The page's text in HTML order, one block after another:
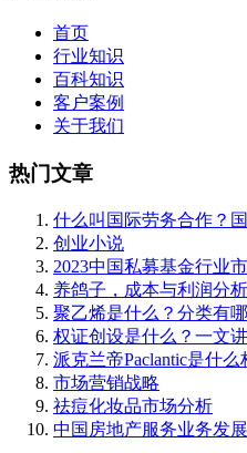
首页
行业知识
百科知识
客户案例
关于我们
热门文章
什么叫国际劳务合作？
创业小说
2023中国私募基金行业
养鸽子，成本与利润分
聚乙烯是什么？分类有
权证创设是什么？一文
派克兰帝Paclantic是什么
市场营销战略
祛痘化妆品市场分析
中国房地产服务业务发